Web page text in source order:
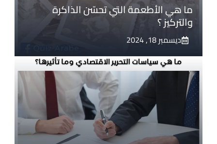
ما هي الأطعمة التي تحسّن الذاكرة
والتركيز ؟
ديسمبر 18, 2024